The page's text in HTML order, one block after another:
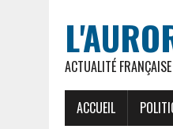
ACTUALITÉ
ACCUEIL